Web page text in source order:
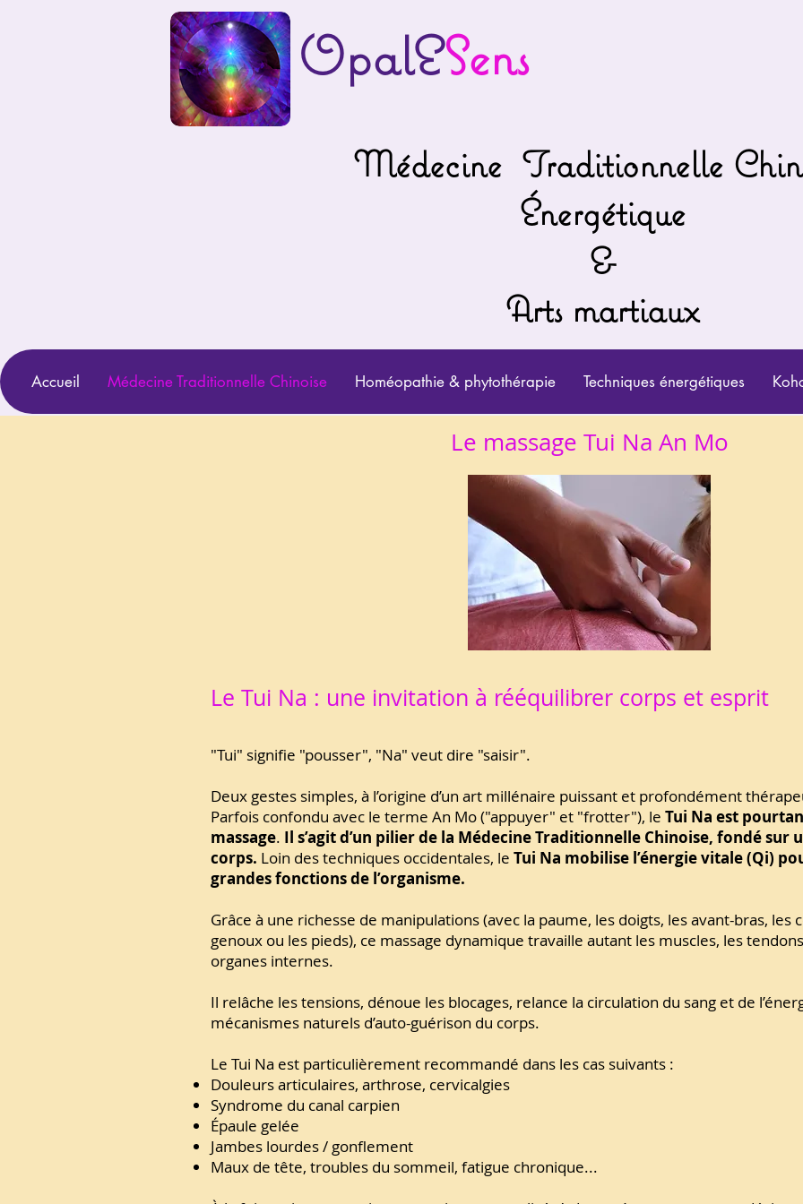
OpalESens
Médecine Traditionnelle
Énergétique
&
Arts martiaux
Accueil Médecine Traditionnelle Chinoise Homéopathie & phytothérapie Techniques énergétiques
Le massage Tui Na An Mo
Le Tui Na : une invitation à rééquilibrer corps et esprit
"Tui" signifie "pousser", "Na" veut dire "saisir".
Deux gestes simples, à l’origine d’un art millénaire puissant et profondément
Parfois confondu avec le terme An Mo ("appuyer" et "frotter"), le Tui Na est
massage. Il s’agit d’un pilier de la Médecine Traditionnelle Chinoise, fondé sur
corps. Loin des techniques occidentales, le Tui Na mobilise l’énergie vitale (Qi)
grandes fonctions de l’organisme.
Grâce à une richesse de manipulations (avec la paume, les doigts, les avant-bras, les
genoux ou les pieds), ce massage dynamique travaille autant les muscles, les
organes internes.
Il relâche les tensions, dénoue les blocages, relance la circulation du sang et de
mécanismes naturels d’auto-guérison du corps.
Le Tui Na est particulièrement recommandé dans les cas suivants :
Douleurs articulaires, arthrose, cervicalgies
Syndrome du canal carpien
Épaule gelée
Jambes lourdes / gonflement
Maux de tête, troubles du sommeil, fatigue chronique...